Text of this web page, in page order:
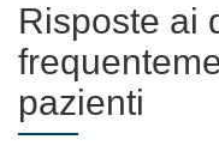
Risposte ai
pazienti